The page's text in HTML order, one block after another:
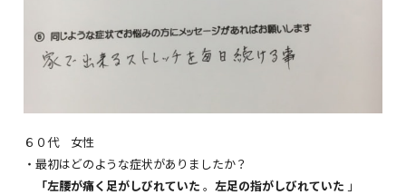
６０代 女性
・最初はどのような症状がありましたか？
「左腰が痛く足がしびれていた 。左足の指がしびれていた 」